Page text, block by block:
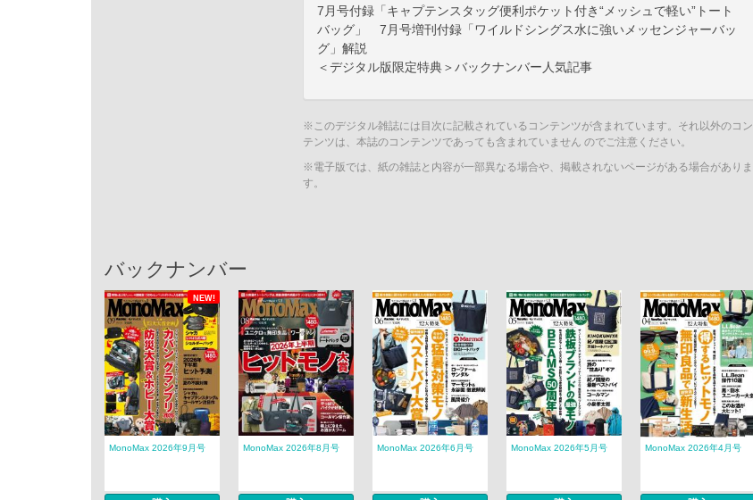
7月号付録「キャプテンスタッグ便利ポケット付き“メッシュで軽い”トート
バッグ」 7月号増刊付録「ワイルドシングス水に強いメッセンジャーバッ
グ」解説
＜デジタル版限定特典＞バックナンバー人気記事
※このデジタル雑誌には目次に記載されているコンテンツが含まれています。それ以外のコン
テンツは、本誌のコンテンツであっても含まれていません のでご注意ください。
※電子版では、紙の雑誌と内容が一部異なる場合や、掲載されないページがある場合がありま
す。
バックナンバー
NEW!
MonoMax 2026年9月号 MonoMax 2026年8月号 MonoMax 2026年6月号 MonoMax 2026年5月号 MonoMax 2026年4月号